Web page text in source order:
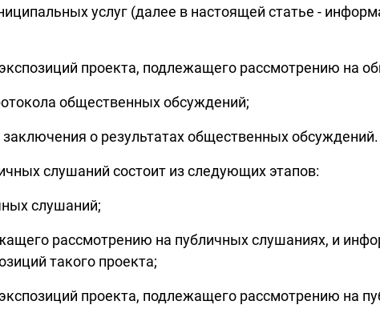
услуг (далее в настоящей статье -
проекта, подлежащего рассмотрению на
общественных обсуждений;
заключения о результатах общественных обсуждений.
слушаний состоит из следующих этапов:
слушаний;
рассмотрению на публичных слушаниях, и
такого проекта;
проекта, подлежащего рассмотрению на